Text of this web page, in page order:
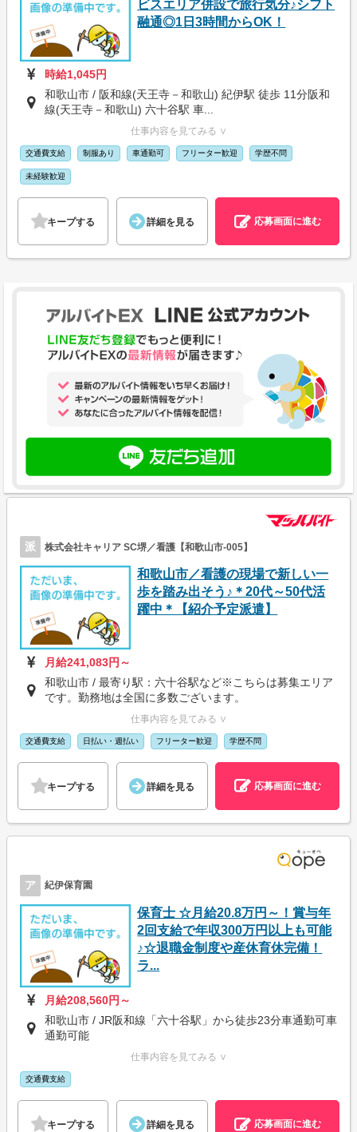
ビスエリア併設で旅行気分♪シフト
融通◎1日3時間からOK！
時給1,045円
和歌山市 / 阪和線(天王寺－和歌山) 紀伊駅 徒歩 11分阪和
線(天王寺－和歌山) 六十谷駅 車...
仕事内容を見てみる ∨
交通費支給 制服あり 車通勤可 フリーター歓迎 学歴不問
未経験歓迎
キープする 詳細を見る 応募画面に進む
派 株式会社キャリア SC堺／看護【和歌山市-005】
和歌山市／看護の現場で新しい一
歩を踏み出そう♪＊20代～50代活
躍中＊【紹介予定派遣】
月給241,083円～
和歌山市 / 最寄り駅：六十谷駅など※こちらは募集エリア
です。勤務地は全国に多数ございます。
仕事内容を見てみる ∨
交通費支給 日払い・週払い フリーター歓迎 学歴不問
キープする 詳細を見る 応募画面に進む
ア 紀伊保育園
保育士 ☆月給20.8万円～！賞与年
2回支給で年収300万円以上も可能
♪☆退職金制度や産休育休完備！
ラ...
月給208,560円～
和歌山市 / JR阪和線「六十谷駅」から徒歩23分車通勤可車
通勤可能
仕事内容を見てみる ∨
交通費支給
キープする 詳細を見る 応募画面に進む